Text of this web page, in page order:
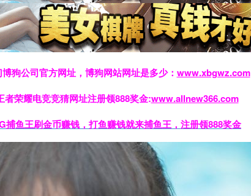
狗公司官方网址，博狗网站网址是多少： www.xbgwz.com
者荣耀电竞竞猜网址注册领888奖金:www.allnew366.com
捕鱼王刷金币赚钱，打鱼赚钱就来捕鱼王，注册领888奖金